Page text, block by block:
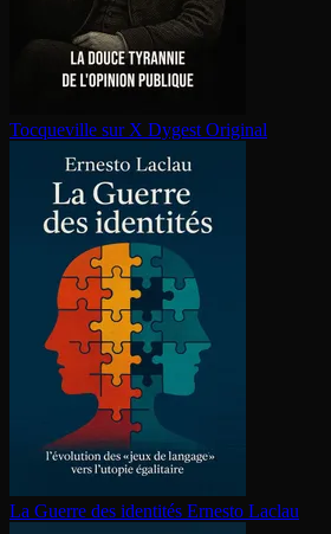
Tocqueville sur X Dygest Original
La Guerre des identités Ernesto Laclau